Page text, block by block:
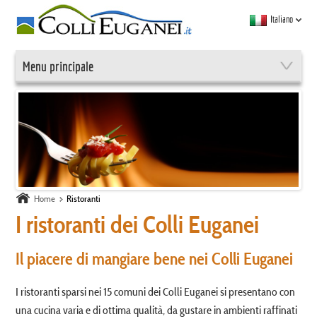
Italiano
Menu principale
Home Ristoranti
I ristoranti dei Colli Euganei
Il piacere di mangiare bene nei Colli Euganei
I ristoranti sparsi nei 15 comuni dei Colli Euganei si presentano con
una cucina varia e di ottima qualità, da gustare in ambienti raffinati